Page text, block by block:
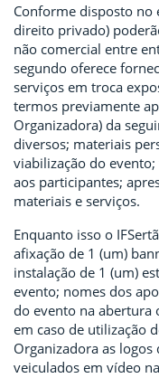
Conforme disposto no
direito privado)
não comercial entre
segundo oferece
serviços em troca
termos previamente
Organizadora) da
diversos; materiais
viabilização do
aos participantes;
materiais e serviços.
Enquanto isso o
afixação de 1 (um)
instalação de 1 (um)
evento; nomes dos
do evento na abertura
em caso de utilização
Organizadora as
veiculados em vídeo